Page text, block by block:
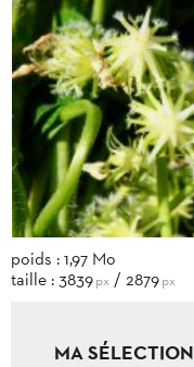
poids : 1,97 Mo
taille : 3839px / 2879px
MA SÉLECTION